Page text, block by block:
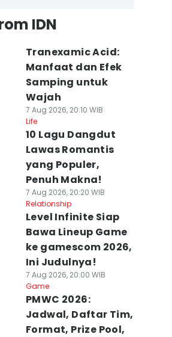
IDN
Tranexamic Acid:
Manfaat dan Efek
Samping untuk
Wajah
7 Aug 2026, 20:10 WIB
Life
10 Lagu Dangdut
Lawas Romantis
yang Populer,
Penuh Makna!
7 Aug 2026, 20:20 WIB
Relationship
Level Infinite Siap
Bawa Lineup Game
ke gamescom 2026,
Ini Judulnya!
7 Aug 2026, 20:00 WIB
Game
PMWC 2026:
Jadwal, Daftar Tim,
Format, Prize Pool,